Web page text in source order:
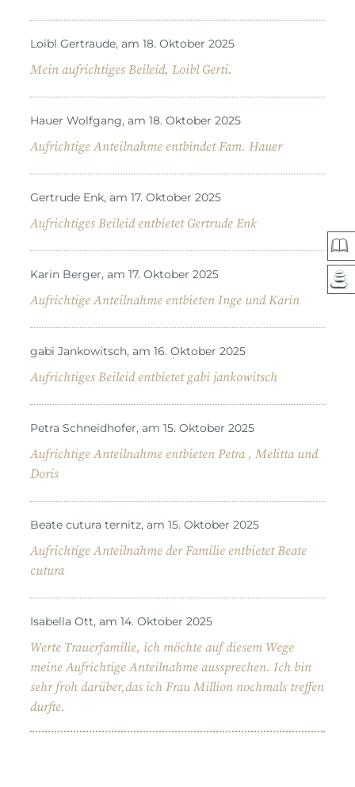
Loibl Gertraude, am 18. Oktober 2025
Mein aufrichtiges Beileid, Loibl Gerti.
Hauer Wolfgang, am 18. Oktober 2025
Aufrichtige Anteilnahme entbindet Fam. Hauer
Gertrude Enk, am 17. Oktober 2025
Aufrichtiges Beileid entbietet Gertrude Enk
Karin Berger, am 17. Oktober 2025
Aufrichtige Anteilnahme entbieten Inge und Karin
gabi Jankowitsch, am 16. Oktober 2025
Aufrichtiges Beileid entbietet gabi jankowitsch
Petra Schneidhofer, am 15. Oktober 2025
Aufrichtige Anteilnahme entbieten Petra , Melitta und
Doris
Beate cutura ternitz, am 15. Oktober 2025
Aufrichtige Anteilnahme der Familie entbietet Beate
cutura
Isabella Ott, am 14. Oktober 2025
Werte Trauerfamilie, ich möchte auf diesem Wege
meine Aufrichtige Anteilnahme aussprechen. Ich bin
sehr froh darüber,das ich Frau Million nochmals treffen
durfte.